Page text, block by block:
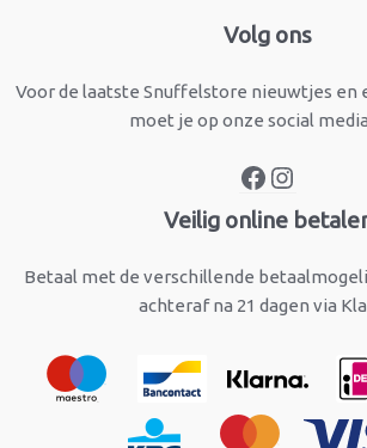
Volg ons
Voor de laatste Snuffelstore nieuwtjes en
moet je op onze social
Facebook
Veilig online
Betaal met de verschillende
achteraf na 21 dagen via